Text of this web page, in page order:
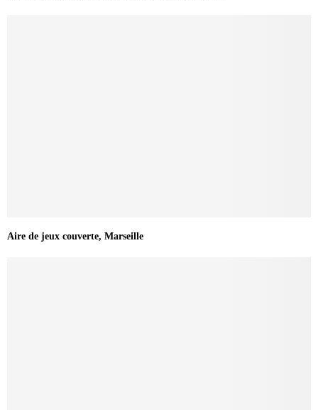
Aire de jeux couverte, Marseille